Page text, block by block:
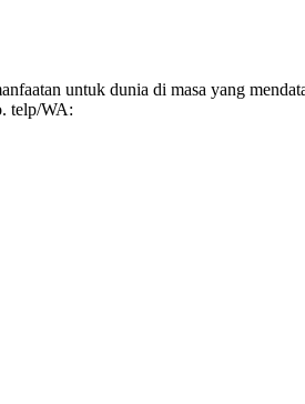
untuk dunia di masa yang
telp/WA: